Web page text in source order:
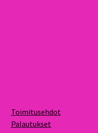
Toimitusehdot
Palautukset